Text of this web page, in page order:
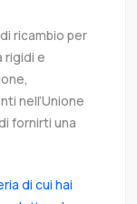
ricambio per
rigidi e
nell’Unione
fornirti una
di cui hai